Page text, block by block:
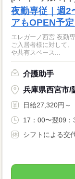
夜勤専従｜週2
アもOPEN予
エレガーノ西宮
ご入居者様に対して、
や共有スペース...
介護助手
兵庫県西宮市/
日給27,320円～
17：00〜翌09
シフトによる交